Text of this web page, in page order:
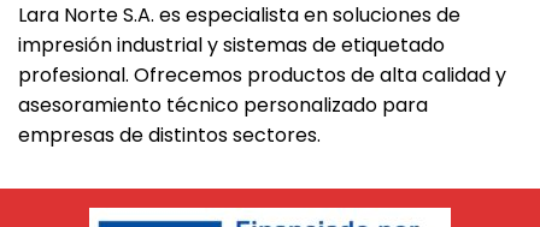
Lara Norte S.A. es especialista en soluciones de
impresión industrial y sistemas de etiquetado
profesional. Ofrecemos productos de alta calidad y
asesoramiento técnico personalizado para
empresas de distintos sectores.